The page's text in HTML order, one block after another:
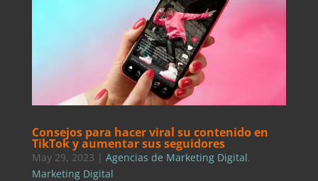
Consejos para hacer viral su contenido en
TikTok y aumentar sus seguidores
May 29, 2023 | Agencias de Marketing Digital,
Marketing Digital